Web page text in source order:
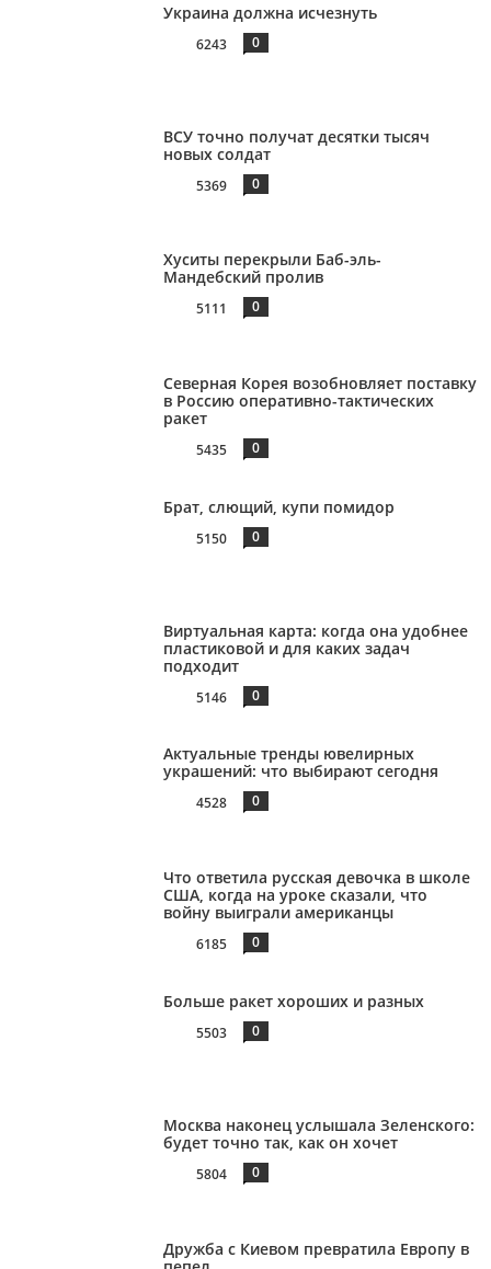
Украина должна исчезнуть
6243 0
ВСУ точно получат десятки тысяч
новых солдат
5369 0
Хуситы перекрыли Баб-эль-
Мандебский пролив
5111 0
Северная Корея возобновляет поставку
в Россию оперативно-тактических
ракет
5435 0
Брат, слющий, купи помидор
5150 0
Виртуальная карта: когда она удобнее
пластиковой и для каких задач
подходит
5146 0
Актуальные тренды ювелирных
украшений: что выбирают сегодня
4528 0
Что ответила русская девочка в школе
США, когда на уроке сказали, что
войну выиграли американцы
6185 0
Больше ракет хороших и разных
5503 0
Москва наконец услышала Зеленского:
будет точно так, как он хочет
5804 0
Дружба с Киевом превратила Европу в